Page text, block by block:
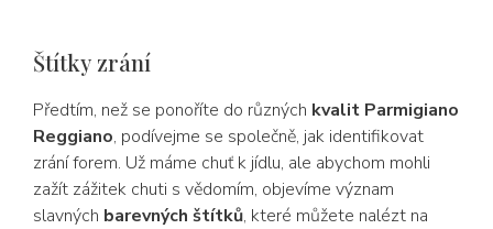
Štítky zrání
Předtím, než se ponoříte do různých kvalit Parmigiano
Reggiano, podívejme se společně, jak identifikovat
zrání forem. Už máme chuť k jídlu, ale abychom mohli
zažít zážitek chuti s vědomím, objevíme význam
slavných barevných štítků, které můžete nalézt na